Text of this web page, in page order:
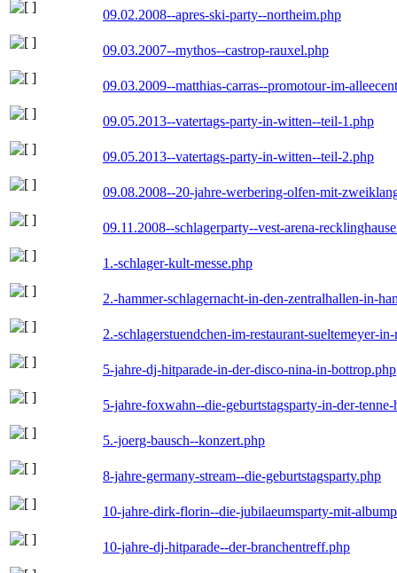
09.02.2008--apres-ski-party--northeim.php
09.03.2007--mythos--castrop-rauxel.php
09.03.2009--matthias-carras--promotour-im-
09.05.2013--vatertags-party-in-witten--teil-1.php
09.05.2013--vatertags-party-in-witten--teil-2.php
09.08.2008--20-jahre-werbering-olfen-mit-
09.11.2008--schlagerparty--vest-arena-
1.-schlager-kult-messe.php
2.-hammer-schlagernacht-in-den-zentralhallen-in-
2.-schlagerstuendchen-im-restaurant-sueltemeyer-
5-jahre-dj-hitparade-in-der-disco-nina-in-bottrop.php
5-jahre-foxwahn--die-geburtstagsparty-in-der-tenne-
5.-joerg-bausch--konzert.php
8-jahre-germany-stream--die-geburtstagsparty.php
10-jahre-dirk-florin--die-jubilaeumsparty-mit-
10-jahre-dj-hitparade--der-branchentreff.php